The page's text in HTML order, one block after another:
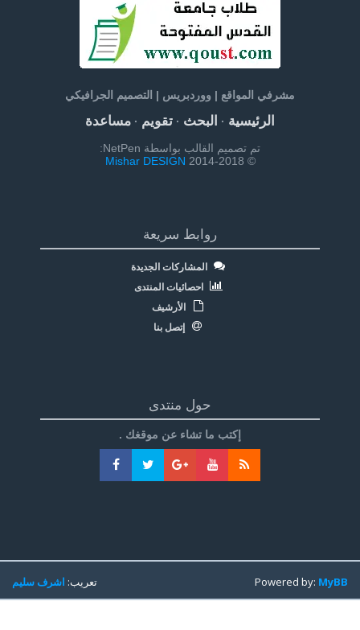
مشرفي المواقع | ووردبريس | التصميم الجرافيكي
الرئيسية· البحث· تقويم· مساعدة
تم تصميم القالب بواسطة NetPen:
© 2014-2018
Mishar DESIGN
روابط سريعة
المشاركات الجديدة
احصائيات المنتدى
الأرشيف
إتصل بنا
حول منتدى
إكتب ما تشاء عن موقغك .
تعريب:اشرف سليم Powered by:MyBB